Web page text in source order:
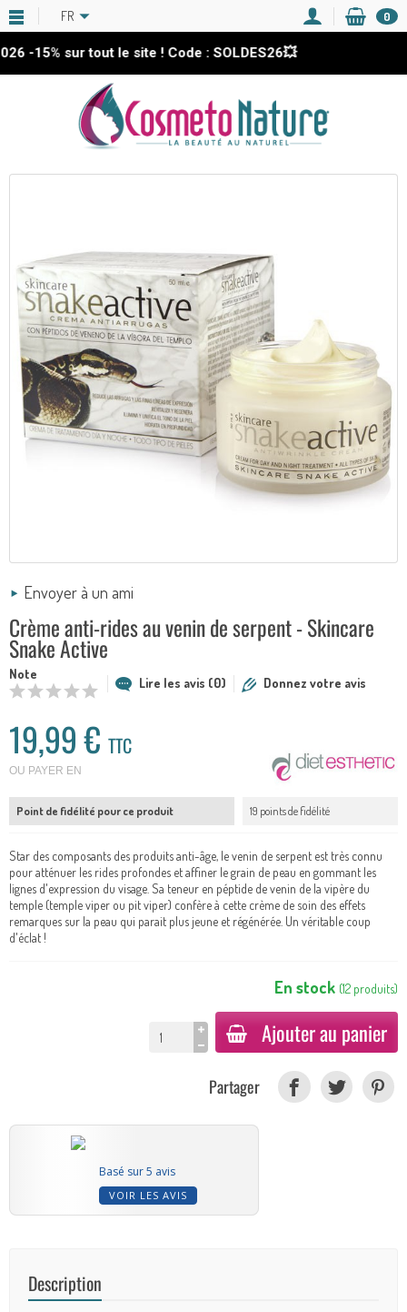
sur tout le site ! Code : SOLDES26💥
FR 0
Envoyer à un ami
Crème anti-rides au venin de serpent - Skincare
Snake Active
Note
Lire les avis (0) Donnez votre avis
19,99 € TTC
OU PAYER EN
Point de fidélité pour ce produit 19 points de fidélité
Star des composants des produits anti-âge, le venin de serpent est très connu
pour atténuer les rides profondes et affiner le grain de peau en gommant les
lignes d'expression du visage. Sa teneur en péptide de venin de la vipère du
temple (temple viper ou pit viper) confère à cette crème de soin des effets
remarques sur la peau qui parait plus jeune et régénérée. Un véritable coup
d'éclat !
En stock (12 produits)
Ajouter au panier
Partager
Basé sur 5 avis
VOIR LES AVIS
Description